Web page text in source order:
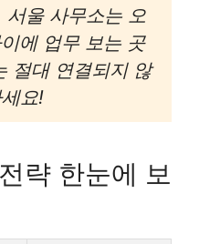
서울 사무소는 오
에 업무 보는 곳
절대 연결되지 않
요!
략 한눈에 보